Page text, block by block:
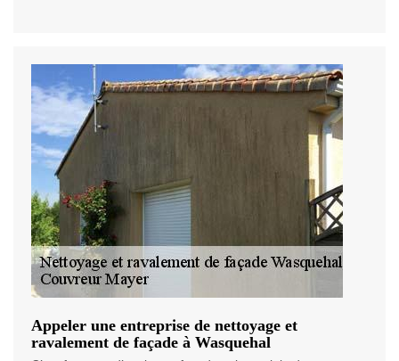
Appeler une entreprise de nettoyage et
ravalement de façade à Wasquehal